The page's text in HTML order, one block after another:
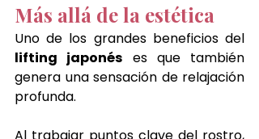
Más allá de la estética
lifting japonés es que también
genera una sensación de relajación
profunda.
Al trabajar puntos clave del rostro,